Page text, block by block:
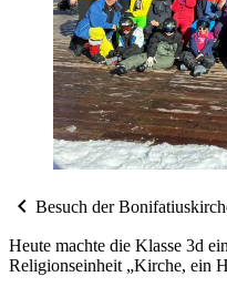
chevron_left Besuch der
Heute machte die Klasse 3d
Religionseinheit „Kirche, ein